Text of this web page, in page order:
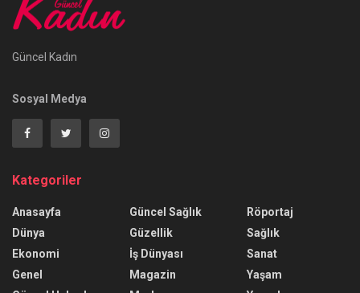
Güncel Kadın
Sosyal Medya
Kategoriler
Anasayfa
Dünya
Ekonomi
Genel
Güncel Sağlık
Güzellik
İş Dünyası
Magazin
Röportaj
Sağlık
Sanat
Yaşam